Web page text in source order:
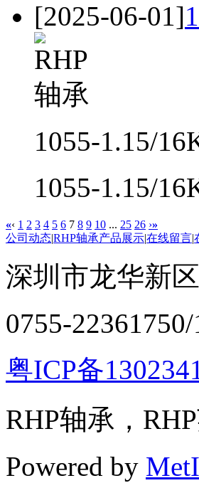
[2025-06-01]
1055-1.15/
1055-1.15/
«‹ 1 2 3 4 5 6 7 8 9 10 ... 25 26 ›»
公司动态|RHP轴承产品展示|在线留言|
深圳市龙华新
0755-
粤ICP备
RHP轴承，
Powered by